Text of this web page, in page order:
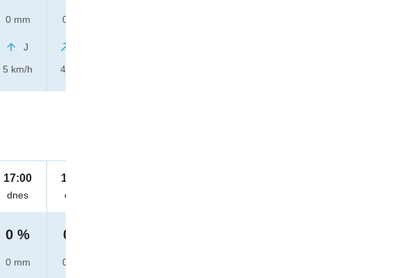
0 mm
J
5 km/h
0 mm
4 km/h
17:00
dnes
0 %
0 mm
18:00
dnes
0 %
0 mm